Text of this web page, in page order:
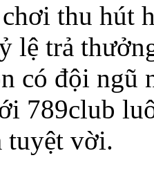
thu hút
lệ trả
có đội ngũ
789club
tuyệt vời.